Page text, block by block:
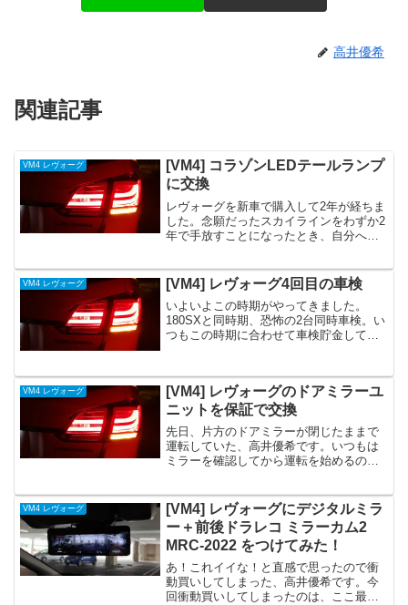
高井優希
関連記事
VM4 レヴォーグ
[VM4] コラゾンLEDテールランプ
に交換
レヴォーグを新車で購入して2年が経ちま
した。念願だったスカイラインをわずか2
年で手放すことになったとき、自分への
まま乗る」という決め事を自分に課して
いたのですが、つい...
VM4 レヴォーグ [VM4] レヴォーグ4回目の車検
いよいよこの時期がやってきました。
180SXと同時期、恐怖の2台同時車検。い
つもこの時期に合わせて車検貯金してい
お世話になっているので、代車は何が来
るかな、と楽しみにし...
VM4 レヴォーグ
[VM4] レヴォーグのドアミラーユ
ニットを保証で交換
先日、片方のドアミラーが閉じたままで
運転していた、高井優希です。いつもは
ミラーを確認してから運転を始めるので
ことに気付かないまま運転していたので
す。疲れていたなんて、言...
VM4 レヴォーグ
[VM4] レヴォーグにデジタルミラ
ー＋前後ドラレコ ミラーカム2
MRC-2022 をつけてみた！
あ！これイイな！と直感で思ったので衝
動買いしてしまった、高井優希です。今
回衝動買いしてしまったのは、ここ最近